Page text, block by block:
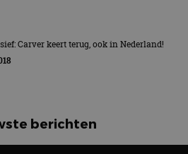
Carver keert terug, ook in Nederland!
berichten